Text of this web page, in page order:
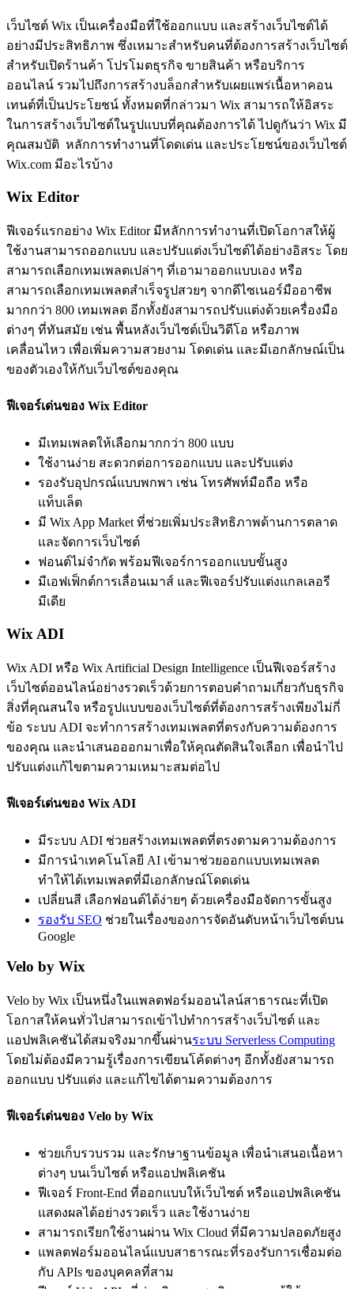
เว็บไซต์ Wix เป็นเครื่องมือที่ใช้ออกแบบ และสร้างเว็บไซต์ได้
อย่างมีประสิทธิภาพ ซึ่งเหมาะสำหรับคนที่ต้องการสร้างเว็บไซต์
สำหรับเปิดร้านค้า โปรโมตธุรกิจ ขายสินค้า หรือบริการ
ออนไลน์ รวมไปถึงการสร้างบล็อกสำหรับเผยแพร่เนื้อหาคอน
เทนต์ที่เป็นประโยชน์ ทั้งหมดที่กล่าวมา Wix สามารถให้อิสระ
ในการสร้างเว็บไซต์ในรูปแบบที่คุณต้องการได้ ไปดูกันว่า Wix มี
คุณสมบัติ หลักการทำงานที่โดดเด่น และประโยชน์ของเว็บไซต์
Wix.com มีอะไรบ้าง
Wix Editor
ฟีเจอร์แรกอย่าง Wix Editor มีหลักการทำงานที่เปิดโอกาสให้ผู้
ใช้งานสามารถออกแบบ และปรับแต่งเว็บไซต์ได้อย่างอิสระ โดย
สามารถเลือกเทมเพลตเปล่าๆ ที่เอามาออกแบบเอง หรือ
สามารถเลือกเทมเพลตสำเร็จรูปสวยๆ จากดีไซเนอร์มืออาชีพ
มากกว่า 800 เทมเพลต อีกทั้งยังสามารถปรับแต่งด้วยเครื่องมือ
ต่างๆ ที่ทันสมัย เช่น พื้นหลังเว็บไซต์เป็นวิดีโอ หรือภาพ
เคลื่อนไหว เพื่อเพิ่มความสวยงาม โดดเด่น และมีเอกลักษณ์เป็น
ของตัวเองให้กับเว็บไซต์ของคุณ
ฟีเจอร์เด่นของ Wix Editor
มีเทมเพลตให้เลือกมากกว่า 800 แบบ
ใช้งานง่าย สะดวกต่อการออกแบบ และปรับแต่ง
รองรับอุปกรณ์แบบพกพา เช่น โทรศัพท์มือถือ หรือ
แท็บเล็ต
มี Wix App Market ที่ช่วยเพิ่มประสิทธิภาพด้านการตลาด
และจัดการเว็บไซต์
ฟอนต์ไม่จำกัด พร้อมฟีเจอร์การออกแบบขั้นสูง
มีเอฟเฟ็กต์การเลื่อนเมาส์ และฟีเจอร์ปรับแต่งแกลเลอรี
มีเดีย
Wix ADI
Wix ADI หรือ Wix Artificial Design Intelligence เป็นฟีเจอร์สร้าง
เว็บไซต์ออนไลน์อย่างรวดเร็วด้วยการตอบคำถามเกี่ยวกับธุรกิจ
สิ่งที่คุณสนใจ หรือรูปแบบของเว็บไซต์ที่ต้องการสร้างเพียงไม่กี่
ข้อ ระบบ ADI จะทำการสร้างเทมเพลตที่ตรงกับความต้องการ
ของคุณ และนำเสนอออกมาเพื่อให้คุณตัดสินใจเลือก เพื่อนำไป
ปรับแต่งแก้ไขตามความเหมาะสมต่อไป
ฟีเจอร์เด่นของ Wix ADI
มีระบบ ADI ช่วยสร้างเทมเพลตที่ตรงตามความต้องการ
มีการนำเทคโนโลยี AI เข้ามาช่วยออกแบบเทมเพลต
ทำให้ได้เทมเพลตที่มีเอกลักษณ์โดดเด่น
เปลี่ยนสี เลือกฟอนต์ได้ง่ายๆ ด้วยเครื่องมือจัดการขั้นสูง
รองรับ SEO ช่วยในเรื่องของการจัดอันดับหน้าเว็บไซต์บน
Google
Velo by Wix
Velo by Wix เป็นหนึ่งในแพลตฟอร์มออนไลน์สาธารณะที่เปิด
โอกาสให้คนทั่วไปสามารถเข้าไปทำการสร้างเว็บไซต์ และ
แอปพลิเคชันได้สมจริงมากขึ้นผ่านระบบ Serverless Computing
โดยไม่ต้องมีความรู้เรื่องการเขียนโค้ดต่างๆ อีกทั้งยังสามารถ
ออกแบบ ปรับแต่ง และแก้ไขได้ตามความต้องการ
ฟีเจอร์เด่นของ Velo by Wix
ช่วยเก็บรวบรวม และรักษาฐานข้อมูล เพื่อนำเสนอเนื้อหา
ต่างๆ บนเว็บไซต์ หรือแอปพลิเคชัน
ฟีเจอร์ Front-End ที่ออกแบบให้เว็บไซต์ หรือแอปพลิเคชัน
แสดงผลได้อย่างรวดเร็ว และใช้งานง่าย
สามารถเรียกใช้งานผ่าน Wix Cloud ที่มีความปลอดภัยสูง
แพลตฟอร์มออนไลน์แบบสาธารณะที่รองรับการเชื่อมต่อ
กับ APIs ของบุคคลที่สาม